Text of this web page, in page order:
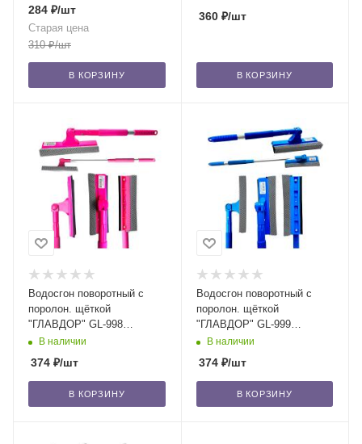
284 ₽/шт
Старая цена
310₽/шт
В КОРЗИНУ
360₽/шт
В КОРЗИНУ
Водосгон поворотный с
поролон. щёткой
"ГЛАВДОР" GL-998
телескоп. с мягкой ручкой
50-80 см, розовый
В наличии
374 ₽/шт
В КОРЗИНУ
Водосгон поворотный с
поролон. щёткой
"ГЛАВДОР" GL-999
телескоп. с мягкой ручкой
50-80 см, синий
В наличии
374₽/шт
В КОРЗИНУ